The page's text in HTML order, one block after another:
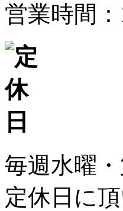
営業時間
毎週水曜
定休日に